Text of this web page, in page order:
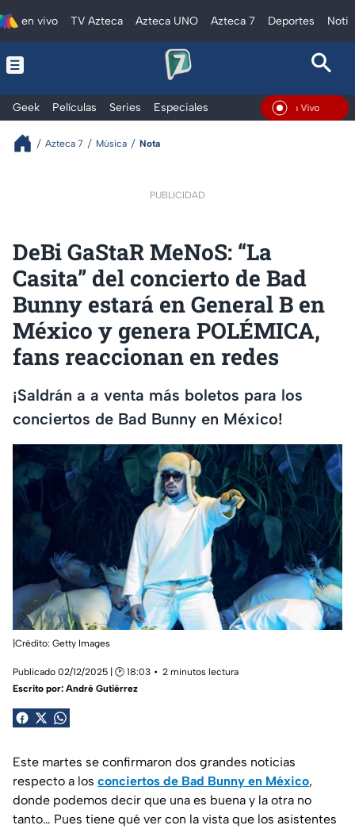
en vivo TV Azteca Azteca UNO Azteca 7 Deportes
Geek Películas Series Especiales En Vivo
Azteca 7 Música Nota
PUBLICIDAD
DeBi GaStaR MeNoS: “La
Casita” del concierto de Bad
Bunny estará en General B en
México y genera POLÉMICA,
fans reaccionan en redes
¡Saldrán a a venta más boletos para los
conciertos de Bad Bunny en México!
|Crédito: Getty Images
Publicado 02/12/2025 | 🕑 18:03
2 minutos lectura
Escrito por: André Gutiérrez
Este martes se confirmaron dos grandes noticias
respecto a los conciertos de Bad Bunny en México,
donde podemos decir que una es buena y la otra no
tanto… Pues tiene qué ver con la vista que los asistentes